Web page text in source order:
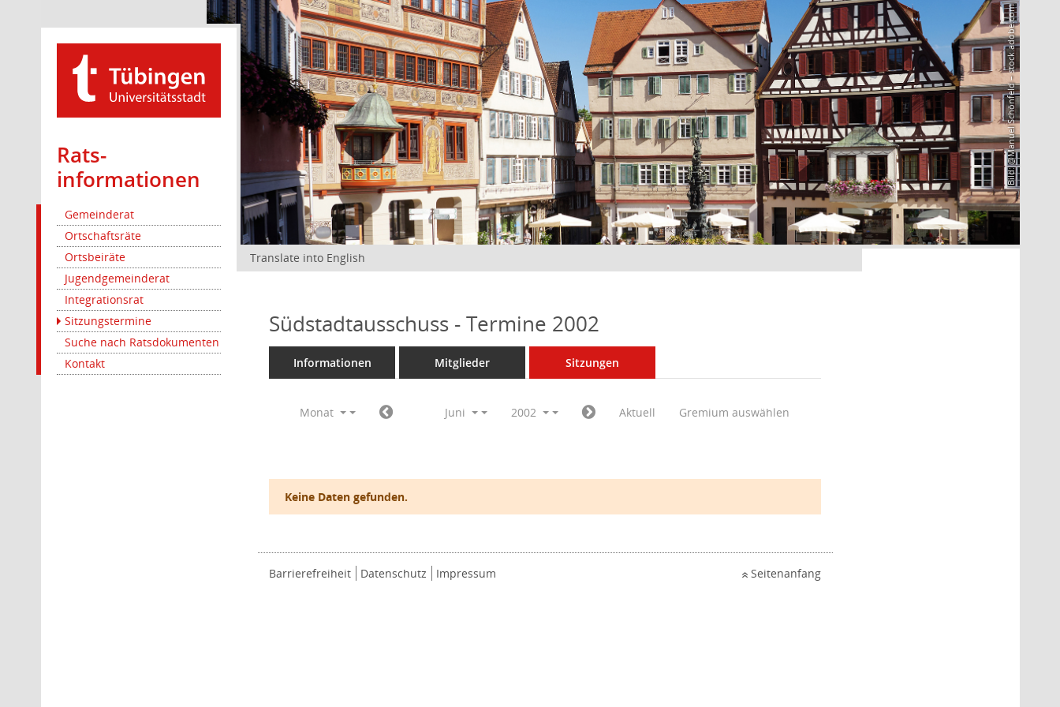
Rats­
informationen
Gemeinderat
Ortschaftsräte
Ortsbeiräte
Jugendgemeinderat
Integrationsrat
Sitzungstermine
Suche nach Ratsdokumenten
Kontakt
Bild: @Manuel Schönfeld – stock.adobe.com
Translate into English
Südstadtausschuss - Termine 2002
Informationen Mitglieder Sitzungen
Monat Juni 2002 Aktuell Gremium auswählen
Keine Daten gefunden.
Barrierefreiheit Datenschutz Impressum Seitenanfang